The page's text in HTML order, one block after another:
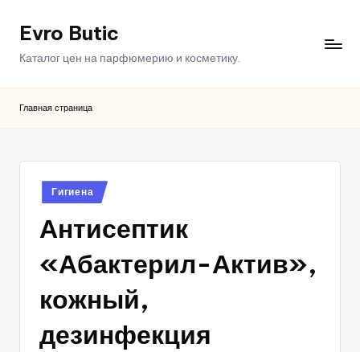
ПерейтиEvro Butic
Каталог цен на парфюмерию и косметику.
Главная страница
Опубликовано
в
Гигиена
Антисептик
«Абактерил-Актив»,
кожный,
дезинфекция